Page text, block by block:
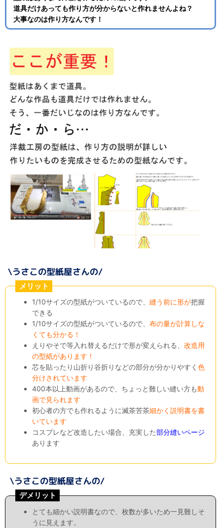
道具だけあっても作り方が分からないと作れませんよね？
大事なのは作り方なんです！
メリット
1/10サイズの型紙がついているので、縫う前に形が把握
できる
1/10サイズの型紙がついているので、布の量が計算しな
くても分かる！
えりやそで等入れ替えるだけで形が変えられる、改造用
の型紙があります！
芯を貼ったり山折り谷折りなどの部分が分かりやすく色
分けされています
400本以上動画があるので、ちょっと難しい縫い方も動
画で見られます
初心者の方でも作れるように滅茶苦茶細かく説明書を書
いています
コスプレなど改造したい場合、充実した部分縫いページ
あります
デメリット
とても細かい説明書なので、枚数が多いため一見難しそ
うに見えます。